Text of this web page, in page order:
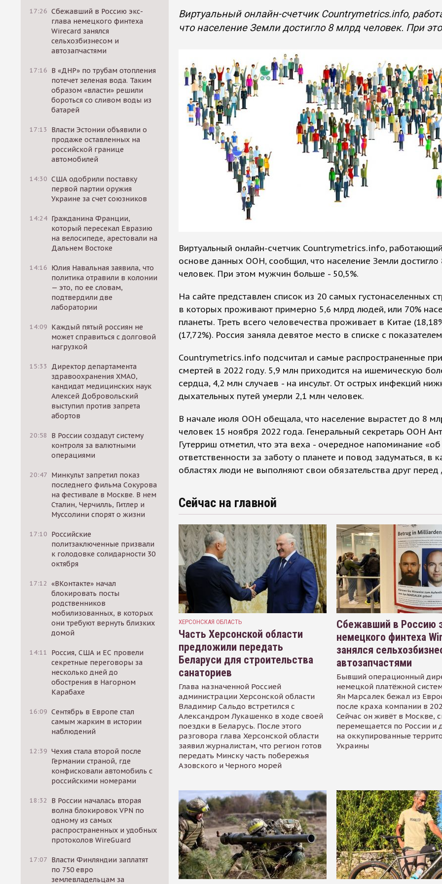
17:26 Сбежавший в Россию экс-
глава немецкого финтеха
Wirecard занялся
сельхозбизнесом и
автозапчастями
17:16 В «ДНР» по трубам отопления
потечет зеленая вода. Таким
образом «власти» решили
бороться со сливом воды из
батарей
17:13
Власти Эстонии объявили о
продаже оставленных на
российской границе
автомобилей
14:30 США одобрили поставку
первой партии оружия
Украине за счет союзников
14:24 Гражданина Франции,
который пересекал Евразию
на велосипеде, арестовали на
Дальнем Востоке
14:16 Юлия Навальная заявила, что
политика отравили в колонии
— это, по ее словам,
подтвердили две
лаборатории
14:09 Каждый пятый россиян не
может справиться с долговой
нагрузкой
15:33
Директор департамента
здравоохранения ХМАО,
кандидат медицинских наук
Алексей Добровольский
выступил против запрета
абортов
20:58
В России создадут систему
контроля за валютными
операциями
20:47 Минкульт запретил показ
последнего фильма Сокурова
на фестивале в Москве. В нем
Сталин, Черчилль, Гитлер и
Муссолини спорят о жизни
17:10 Российские
политзаключенные призвали
к голодовке солидарности 30
октября
17:12 «ВКонтакте» начал
блокировать посты
родственников
мобилизованных, в которых
они требуют вернуть близких
домой
14:11
Россия, США и ЕС провели
секретные переговоры за
несколько дней до
обострения в Нагорном
Карабахе
16:09 Сентябрь в Европе стал
самым жарким в истории
наблюдений
12:39 Чехия стала второй после
Германии страной, где
конфисковали автомобиль с
российскими номерами
18:32
В России началась вторая
волна блокировок VPN по
одному из самых
распространенных и удобных
протоколов WireGuard
17:07 Власти Финляндии заплатят
по 750 евро
землевладельцам за
Виртуальный онлайн-счетчик Countrymetrics.info,
что население Земли достигло 8 млрд человек. При
Виртуальный онлайн-счетчик Countrymetrics.info,
основе данных ООН, сообщил, что население Земли достигло
человек. При этом мужчин больше - 50,5%.
На сайте представлен список из 20 самых густонаселенных
в которых проживают примерно 5,6 млрд людей, или 70%
планеты. Треть всего человечества проживает в Китае
(17,72%). Россия заняла девятое место в списке с
Countrymetrics.info подсчитал и самые распространенные
смертей в 2022 году. 5,9 млн приходится на ишемическую
сердца, 4,2 млн случаев - на инсульт. От острых инфекций
дыхательных путей умерли 2,1 млн человек.
В начале июля ООН обещала, что население вырастет до 8
человек 15 ноября 2022 года. Генеральный секретарь ООН
Гутерриш отметил, что эта веха - очередное напоминание
ответственности за заботу о планете и повод задуматься, в
областях люди не выполняют свои обязательства друг перед
Сейчас на главной
ХЕРСОНСКАЯ ОБЛАСТЬ
Часть Херсонской области
предложили передать
Беларуси для строительства
санаториев
Глава назначенной Россией
администрации Херсонской области
Владимир Сальдо встретился с
Александром Лукашенко в ходе своей
поездки в Беларусь. После этого
разговора глава Херсонской области
заявил журналистам, что регион готов
передать Минску часть побережья
Азовского и Черного морей
Сбежавший в Россию
немецкого финтеха
занялся
автозапчастями
Бывший операционный
немецкой платёжной
Ян Марсалек бежал из
после краха компании в
Сейчас он живёт в Москве,
перемещается по России и
на оккупированные
Украины